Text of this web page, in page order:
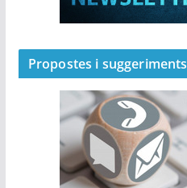
Propostes i suggeriments